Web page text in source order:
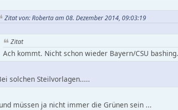
Zitat von: Roberta am 08. Dezember 2014, 09:03:19
Zitat
Ach kommt. Nicht schon wieder Bayern/CSU
solchen Steilvorlagen.....
müssen ja nicht immer die Grünen sein ...